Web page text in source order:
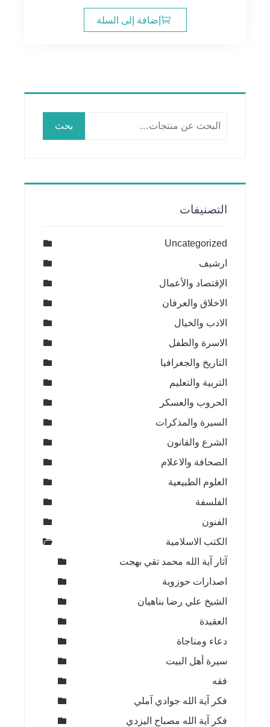
هو:
14.00$.
هو:
12.00$.
إضافة إلى السلة
بحث
التصنيفات
Uncategorized
ارشيف
الإقتصاد والأعمال
الاخلاق والعرفان
الادب والخيال
الاسرة والطفل
التاريخ والجغرافيا
التربية والتعليم
الحروب والعسكر
السيرة والمذكرات
الشرع والقانون
الصحافة والاعلام
العلوم الطبيعية
الفلسفة
الفنون
الكتب الاسلامية
آثار آية الله محمد تقي بهجت
اصدارات حوزوية
الشيخ علي رضا بناهيان
العقيدة
دعاء ومناجاة
سيرة أهل البيت
فقه
فكر آية الله جوادي آملي
فكر آية الله مصباح اليزدي